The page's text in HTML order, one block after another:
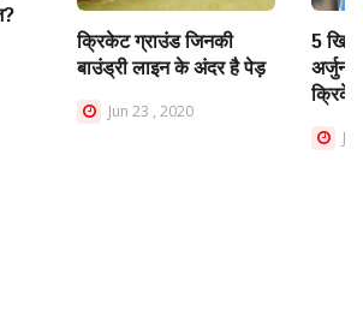
क्रिकेट ग्राउंड जिनकी
बाउंड्री लाइन के अंदर है पेड़
Jun 23 , 2020
5
अर्जुन